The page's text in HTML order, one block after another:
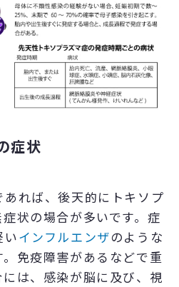
症状
れば、後天的にトキソプ
状の場合が多いです。症
いインフルエンザのような
。免疫障害があるなどで重
は、感染が脳に及び、視